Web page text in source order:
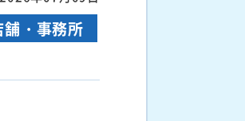
・事務所